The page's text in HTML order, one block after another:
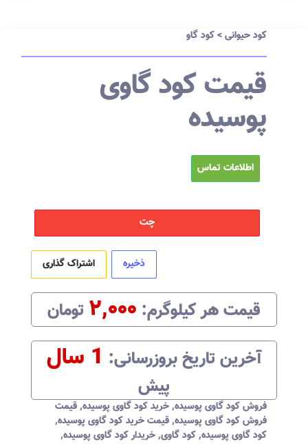
کود حیوانی>کود گاو
قیمت کود گاوی
پوسیده
اطلاعات تماس
چت
ذخیره اشتراک گذاری
قیمت هرکیلوگرم:‌ ۲,۰۰۰ تومان
آخرین تاریخ بروزرسانی:‌ 1 سال
پیش
فروش کود گاوی پوسیده,خرید کود گاوی پوسیده,قیمت
فروش کود گاوی پوسیده,قیمت خرید کود گاوی پوسیده,
کود گاوی پوسیده,کود گاوی,خریدار کود گاوی پوسیده,